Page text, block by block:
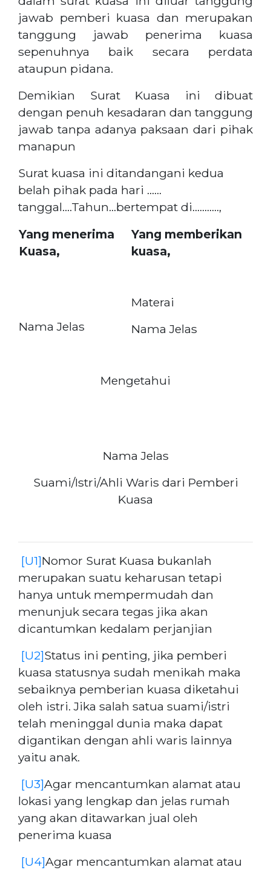
jawab pemberi kuasa dan merupakan
tanggung jawab penerima kuasa
sepenuhnya baik secara perdata
ataupun pidana.
Demikian Surat Kuasa ini dibuat
dengan penuh kesadaran dan tanggung
jawab tanpa adanya paksaan dari pihak
manapun
Surat kuasa ini ditandangani kedua
belah pihak pada hari ……
tanggal….Tahun…bertempat di………..,
Yang menerima
Kuasa,
Nama Jelas
Yang memberikan
kuasa,
Materai
Nama Jelas
Mengetahui
Nama Jelas
Suami/Istri/Ahli Waris dari Pemberi
Kuasa
[U1]Nomor Surat Kuasa bukanlah
merupakan suatu keharusan tetapi
hanya untuk mempermudah dan
menunjuk secara tegas jika akan
dicantumkan kedalam perjanjian
[U2]Status ini penting, jika pemberi
kuasa statusnya sudah menikah maka
sebaiknya pemberian kuasa diketahui
oleh istri. Jika salah satua suami/istri
telah meninggal dunia maka dapat
digantikan dengan ahli waris lainnya
yaitu anak.
[U3]Agar mencantumkan alamat atau
lokasi yang lengkap dan jelas rumah
yang akan ditawarkan jual oleh
penerima kuasa
[U4]Agar mencantumkan alamat atau